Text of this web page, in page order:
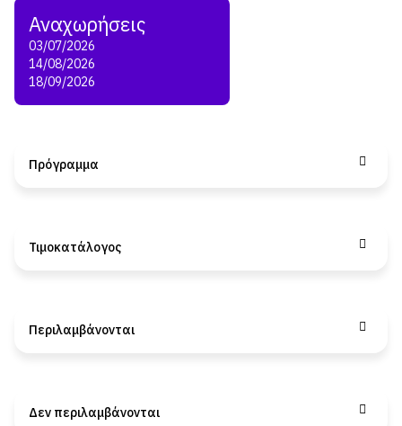
03/07/2026
14/08/2026
18/09/2026
Πρόγραμμα
Τιμοκατάλογος
Περιλαμβάνονται
Δεν περιλαμβάνονται